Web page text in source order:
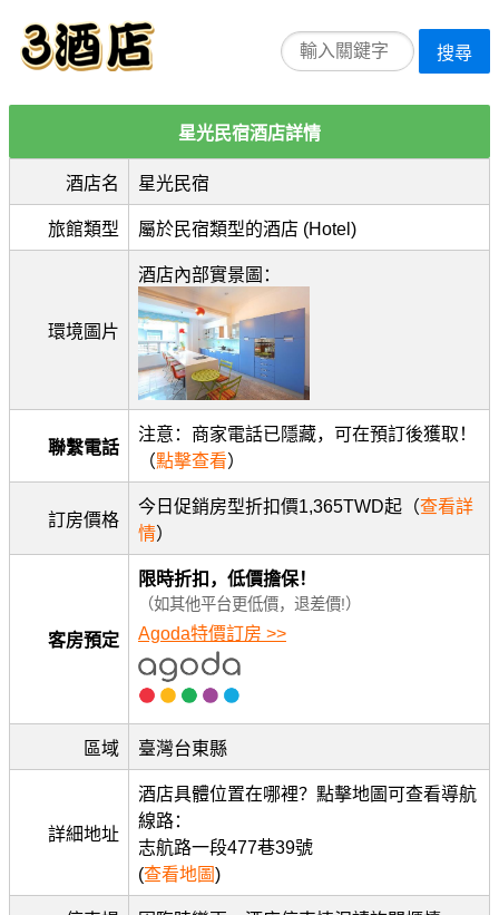
搜尋
星光民宿酒店詳情
酒店名 星光民宿
旅館類型 屬於民宿類型的酒店 (Hotel)
環境圖片
酒店內部實景圖：
聯繫電話
注意：商家電話已隱藏，可在預訂後獲取！
（點擊查看）
訂房價格
今日促銷房型折扣價1,365TWD起（查看詳
情）
客房預定
限時折扣，低價擔保！
（如其他平台更低價，退差價!）
Agoda特價訂房 >>
區域 臺灣台東縣
詳細地址
酒店具體位置在哪裡？點擊地圖可查看導航
線路：
志航路一段477巷39號
(查看地圖)